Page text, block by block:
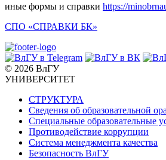
иные формы и справки https://
СПО «СПРАВКИ БК»
© 2026 ВлГУ
УНИВЕРСИТЕТ
СТРУКТУРА
Сведения об образовательной
Специальные образовательные
Противодействие коррупции
Система менеджмента качества
Безопасность ВлГУ